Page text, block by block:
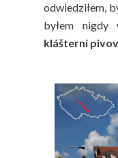
odwiedziłem,
byłem nigdy
klášterní